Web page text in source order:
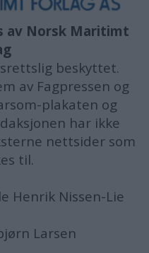
av Norsk Maritimt
beskyttet.
av Fagpressen og
plakaten og
har ikke
nettsider som
til.
Henrik Nissen-Lie
Larsen